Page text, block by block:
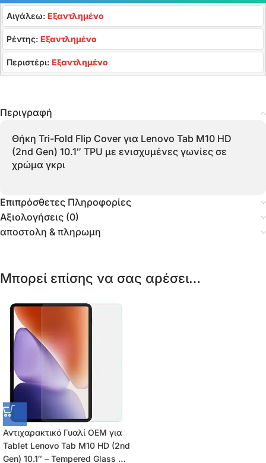
Αιγάλεω: Εξαντλημένο
Ρέντης: Εξαντλημένο
Περιστέρι: Εξαντλημένο
Περιγραφή
Θήκη Tri-Fold Flip Cover για Lenovo Tab M10 HD
(2nd Gen) 10.1″ TPU με ενισχυμένες γωνίες σε
χρώμα γκρι
Επιπρόσθετες Πληροφορίες
Αξιολογήσεις (0)
αποστολη & πληρωμη
Μπορεί επίσης να σας αρέσει…
Αντιχαρακτικό Γυαλί OEM για
Tablet Lenovo Tab M10 HD (2nd
Gen) 10.1″ – Tempered Glass 9H